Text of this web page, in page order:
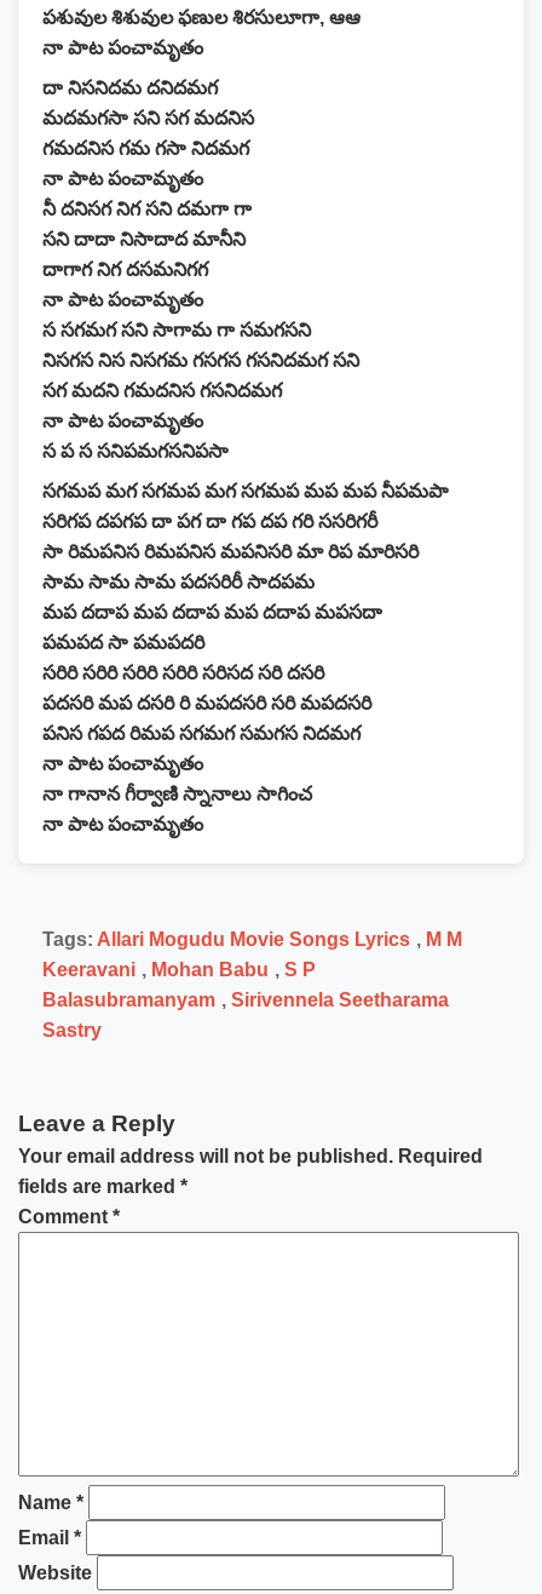
పశువుల శిశువుల ఫణుల శిరసులూగా, ఆఆ
నా పాట పంచామృతం
దా నిసనిదమ దనిదమగ
మదమగసా సని సగ మదనిస
గమదనిస గమ గసా నిదమగ
నా పాట పంచామృతం
నీ దనిసగ నిగ సని దమగా గా
సని దాదా నిసాదాద మానీని
దాగాగ నిగ దసమనిగగ
నా పాట పంచామృతం
స సగమగ సని సాగామ గా సమగసని
నిసగస నిస నిసగమ గసగస గసనిదమగ సని
సగ మదని గమదనిస గసనిదమగ
నా పాట పంచామృతం
స ప స సనిపమగసనిపసా
సగమప మగ సగమప మగ సగమప మప మప నీపమపా
సరిగప దపగప దా పగ దా గప దప గరి ససరిగరీ
సా రిమపనిస రిమపనిస మపనిసరి మా రిప మారిసరి
సామ సామ సామ పదసరిరీ సాదపమ
మప దదాప మప దదాప మప దదాప మపసదా
పమపద సా పమపదరి
సరిరి సరిరి సరిరి సరిరి సరిసద సరి దసరి
పదసరి మప దసరి రి మపదసరి సరి మపదసరి
పనిస గపద రిమప సగమగ సమగస నిదమగ
నా పాట పంచామృతం
నా గానాన గీర్వాణి స్నానాలు సాగించ
నా పాట పంచామృతం
Tags: Allari Mogudu Movie Songs Lyrics , M M
Keeravani , Mohan Babu , S P
Balasubramanyam , Sirivennela Seetharama
Sastry
Leave a Reply
Your email address will not be published. Required
fields are marked *
Comment *
Name *
Email *
Website